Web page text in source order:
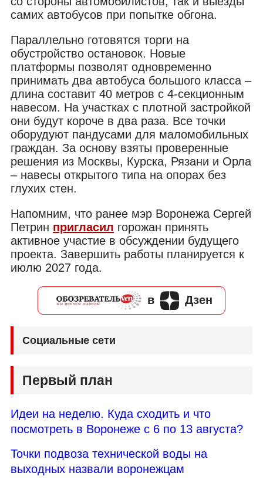
самих автобусов при попытке обгона.
Параллельно готовятся торги на
обустройство остановок. Новые
платформы позволят одновременно
принимать два автобуса большого класса –
длина составит 40 метров с 4-секционным
навесом. На участках с плотной застройкой
они будут короче в два раза. Все точки
оборудуют пандусами для маломобильных
граждан. За основу взяты проверенные
решения из Москвы, Курска, Рязани и Орла
– навесы открытого типа на опорах без
глухих стен.
Напомним, что ранее мэр Воронежа Сергей
Петрин пригласил горожан принять
активное участие в обсуждении будущего
проекта. Завершить работы планируется к
июлю 2027 года.
в Дзен
Социальные сети
Первый план
Идеи на неделю. Куда сходить и что
посмотреть в Воронеже с 6 по 13 августа?
Точки подвоза технической воды на
выходных назвали воронежцам